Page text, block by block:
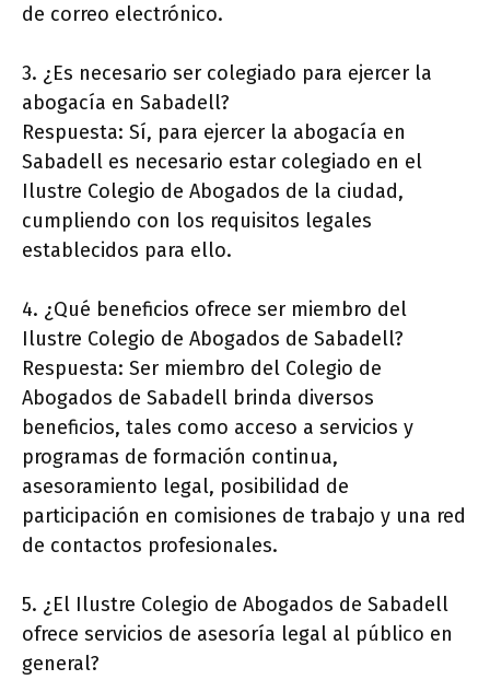
de correo electrónico.
3. ¿Es necesario ser colegiado para ejercer la
abogacía en Sabadell?
Respuesta: Sí, para ejercer la abogacía en
Sabadell es necesario estar colegiado en el
Ilustre Colegio de Abogados de la ciudad,
cumpliendo con los requisitos legales
establecidos para ello.
4. ¿Qué beneficios ofrece ser miembro del
Ilustre Colegio de Abogados de Sabadell?
Respuesta: Ser miembro del Colegio de
Abogados de Sabadell brinda diversos
beneficios, tales como acceso a servicios y
programas de formación continua,
asesoramiento legal, posibilidad de
participación en comisiones de trabajo y una red
de contactos profesionales.
5. ¿El Ilustre Colegio de Abogados de Sabadell
ofrece servicios de asesoría legal al público en
general?